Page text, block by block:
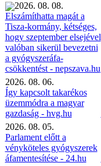
2026. 08. 08.
Elszámíthatta magát a
Tisza-kormány, kétséges,
hogy szeptember elsejével
valóban sikerül bevezetni
a gyógyszeráfa-
csökkentést - nepszava.hu
2026. 08. 06.
Így kapcsolt takarékos
üzemmódra a magyar
gazdaság - hvg.hu
2026. 08. 05.
Parlament előtt a
vényköteles gyógyszerek
áfamentesítése - 24.hu